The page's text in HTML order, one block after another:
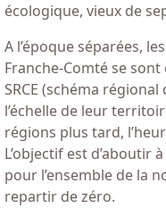
écologique, vieux de
A l’époque séparées,
Franche-Comté se sont
SRCE (schéma
l’échelle de leur
régions plus tard,
L’objectif est d’aboutir
pour l’ensemble de la
repartir de zéro.